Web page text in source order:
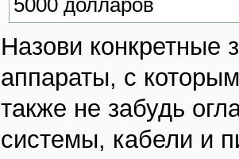
Назови конкретные
аппараты, с
также не забудь
системы, кабели и